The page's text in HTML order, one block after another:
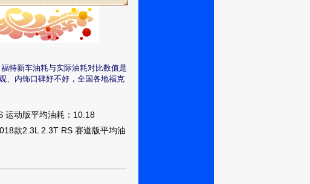
给力，但是福克斯GT不
及半轴异响一直困扰的问
时如果有ST的话，肯定下
在首都机场近距离看了下
是否心理作用，感觉整车
波肯定很爽，只是这外
特新车油耗与实际油耗对比数值是
、内饰口碑好不好，全国各地福克
运动版平均油耗：10.18
款2.3L 2.3T RS 赛道版平均油